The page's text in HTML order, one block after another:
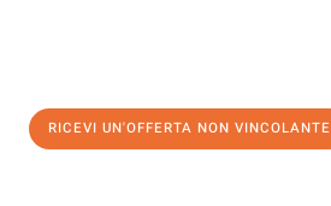
RICEVI UN'OFFERTA NON VINCOLANTE